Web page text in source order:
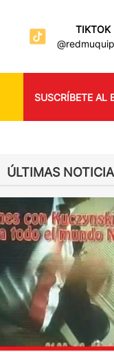
TIKTOK
SUSCRÍBETE AL
ÚLTIMAS